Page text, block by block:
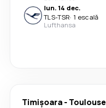
lun. 14 dec.
TLS-TSR· 1 escală
Lufthansa
Timișoara- Toulouse